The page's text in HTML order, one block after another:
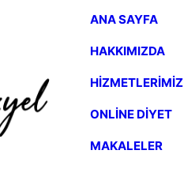
ANA SAYFA
HAKKIMIZDA
HİZMETLERİMİZ
ONLİNE DİYET
MAKALELER